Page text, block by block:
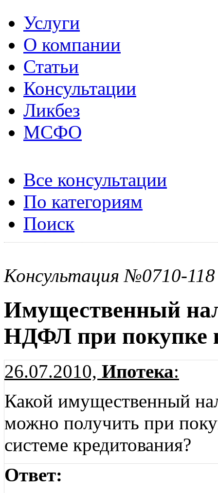
Услуги
О компании
Статьи
Консультации
Ликбез
МСФО
Все консультации
По категориям
Поиск
Консультация №0710-118
Имущественный
НДФЛ при покупке
26.07.2010, Ипотека:
Какой имущественный
можно получить при
системе кредитования?
Ответ: